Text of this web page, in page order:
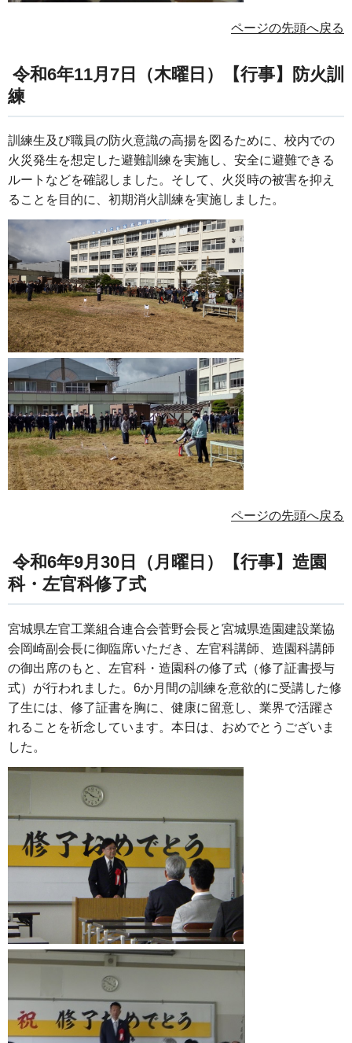
ページの先頭へ戻る
令和6年11月7日（木曜日）【行事】防火訓
練
訓練生及び職員の防火意識の高揚を図るために、校内での
火災発生を想定した避難訓練を実施し、安全に避難できる
ルートなどを確認しました。そして、火災時の被害を抑え
ることを目的に、初期消火訓練を実施しました。
ページの先頭へ戻る
令和6年9月30日（月曜日）【行事】造園
科・左官科修了式
宮城県左官工業組合連合会菅野会長と宮城県造園建設業協
会岡崎副会長に御臨席いただき、左官科講師、造園科講師
の御出席のもと、左官科・造園科の修了式（修了証書授与
式）が行われました。6か月間の訓練を意欲的に受講した修
了生には、修了証書を胸に、健康に留意し、業界で活躍さ
れることを祈念しています。本日は、おめでとうございま
した。